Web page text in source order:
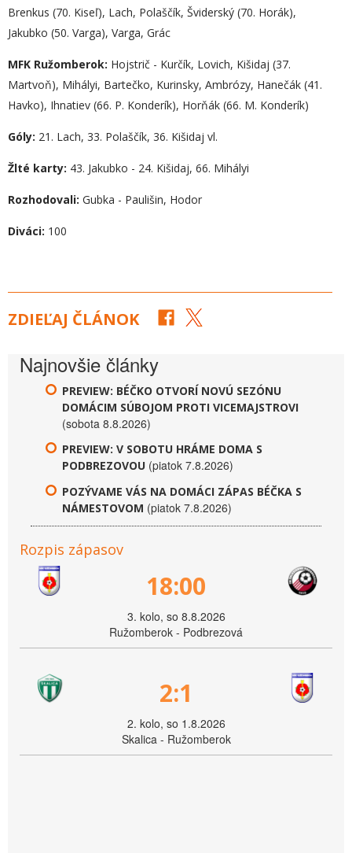
Brenkus (70. Kiseľ), Lach, Polaščík, Šviderský (70. Horák),
Jakubko (50. Varga), Varga, Grác
MFK Ružomberok: Hojstrič - Kurčík, Lovich, Kišidaj (37.
Martvoň), Mihályi, Bartečko, Kurinsky, Ambrózy, Hanečák (41.
Havko), Ihnatiev (66. P. Konderík), Horňák (66. M. Konderík)
Góly: 21. Lach, 33. Polaščík, 36. Kišidaj vl.
Žlté karty: 43. Jakubko - 24. Kišidaj, 66. Mihályi
Rozhodovali: Gubka - Paulišin, Hodor
Diváci: 100
ZDIEĽAJ ČLÁNOK
Najnovšie články
PREVIEW: BÉČKO OTVORÍ NOVÚ SEZÓNU
DOMÁCIM SÚBOJOM PROTI VICEMAJSTROVI
(sobota 8.8.2026)
PREVIEW: V SOBOTU HRÁME DOMA S
PODBREZOVOU (piatok 7.8.2026)
POZÝVAME VÁS NA DOMÁCI ZÁPAS BÉČKA S
NÁMESTOVOM (piatok 7.8.2026)
Rozpis zápasov
18:00
3. kolo, so 8.8.2026
Ružomberok - Podbrezová
2:1
2. kolo, so 1.8.2026
Skalica - Ružomberok